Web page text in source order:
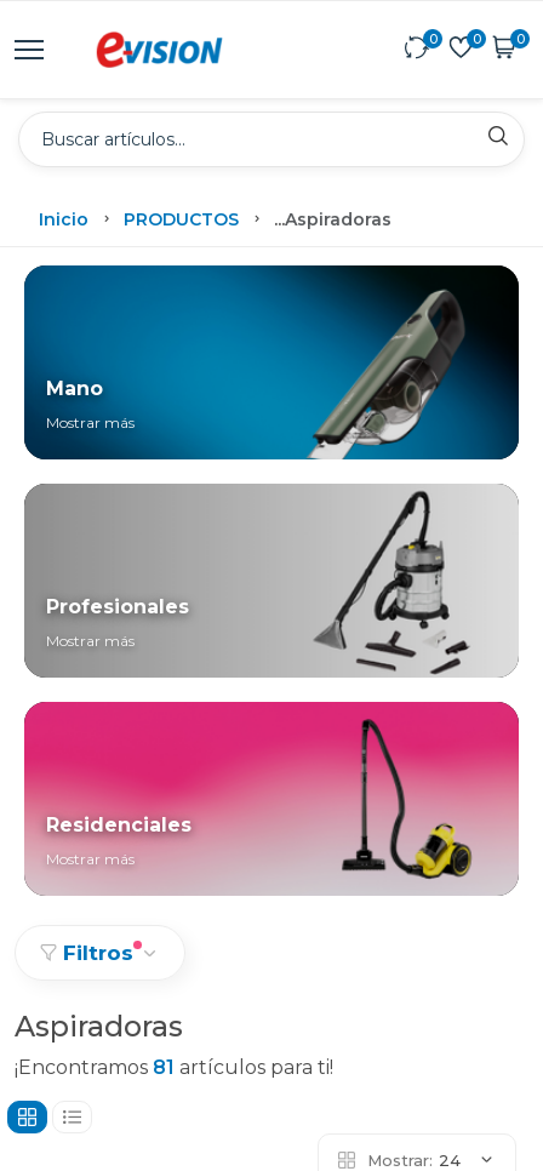
0 0 0
Inicio PRODUCTOS ...Aspiradoras
Mano
Mostrar más
Profesionales
Mostrar más
Residenciales
Mostrar más
Filtros
Aspiradoras
¡Encontramos 81 artículos para ti!
Mostrar: 24